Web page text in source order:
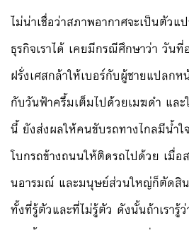
ไม่น่าเชื่อว่าสภาพอากาศจะเป็นตัว
ธุรกิจเราได้ เคยมีกรณีศึกษาว่า วัน
ฝรั่งเศสกล้าให้เบอร์กับผู้ชายแปลก
กับวันฟ้าครึ้มเต็มไปด้วยเมฆดำ แล
นี้ ยังส่งผลให้คนขับรถทางไกลมีน้ำ
โบกรถข้างถนนให้ติดรถไปด้วย เมื่
นอารมณ์ และมนุษย์ส่วนใหญ่ก็ตัดสิ
ทั้งที่รู้ตัวและที่ไม่รู้ตัว ดังนั้นถ้าเรารู้